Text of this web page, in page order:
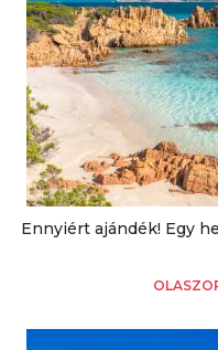
Ennyiért ajándék! Egy